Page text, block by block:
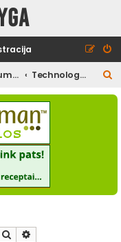
Herbariumas Technologijos
e
Ieškoti